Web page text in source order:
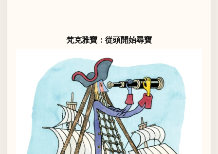
梵克雅寶：從頭開始尋寶